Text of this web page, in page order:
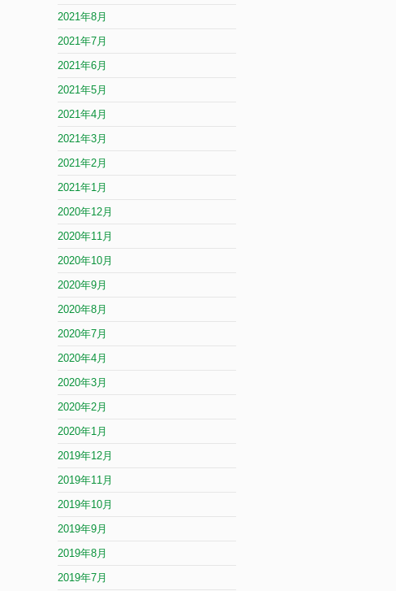
2021年8月
2021年7月
2021年6月
2021年5月
2021年4月
2021年3月
2021年2月
2021年1月
2020年12月
2020年11月
2020年10月
2020年9月
2020年8月
2020年7月
2020年4月
2020年3月
2020年2月
2020年1月
2019年12月
2019年11月
2019年10月
2019年9月
2019年8月
2019年7月